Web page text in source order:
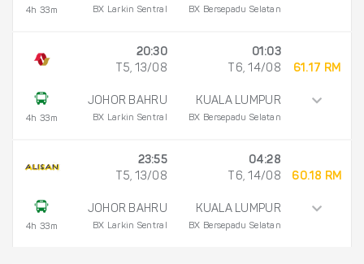
4h 33m BX Larkin Sentral BX Bersepadu Selatan
4h 33m
20:30
T5, 13/08
JOHOR BAHRU
BX Larkin Sentral
01:03
T6, 14/08
KUALA LUMPUR
BX Bersepadu Selatan
61.17 RM
4h 33m
23:55
T5, 13/08
JOHOR BAHRU
BX Larkin Sentral
04:28
T6, 14/08
KUALA LUMPUR
BX Bersepadu Selatan
60.18 RM